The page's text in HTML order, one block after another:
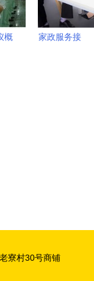
概
家政服务接
寮村30号商铺